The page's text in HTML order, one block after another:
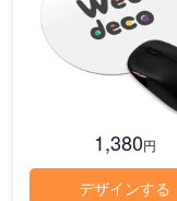
1,380円
デザインする